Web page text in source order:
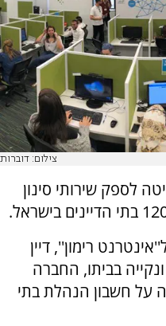
צילום: דוברות
לספק שירותי סינון
רימון'', דיין
בביתו, החברה
על חשבון הנהלת בתי